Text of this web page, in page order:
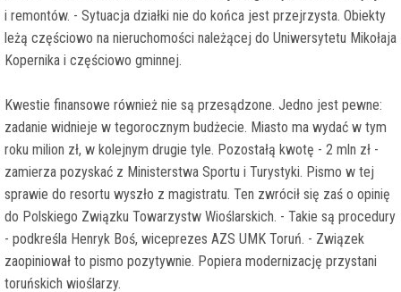
i remontów. - Sytuacja działki nie do końca jest przejrzysta. Obiekty
leżą częściowo na nieruchomości należącej do Uniwersytetu Mikołaja
Kopernika i częściowo gminnej.
Kwestie finansowe również nie są przesądzone. Jedno jest pewne:
zadanie widnieje w tegorocznym budżecie. Miasto ma wydać w tym
roku milion zł, w kolejnym drugie tyle. Pozostałą kwotę - 2 mln zł -
zamierza pozyskać z Ministerstwa Sportu i Turystyki. Pismo w tej
sprawie do resortu wyszło z magistratu. Ten zwrócił się zaś o opinię
do Polskiego Związku Towarzystw Wioślarskich. - Takie są procedury
- podkreśla Henryk Boś, wiceprezes AZS UMK Toruń. - Związek
zaopiniował to pismo pozytywnie. Popiera modernizację przystani
toruńskich wioślarzy.